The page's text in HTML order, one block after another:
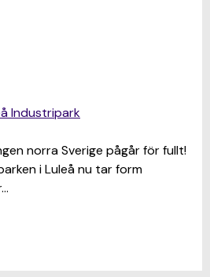
Industripark
norra Sverige pågår för fullt!
i Luleå nu tar form